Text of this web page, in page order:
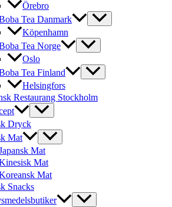
Örebro
Tea Danmark
Köpenhamn
Tea Norge
Oslo
Tea Finland
Helsingfors
Restaurang Stockholm
Dryck
Mat
Mat
Mat
Mat
Snacks